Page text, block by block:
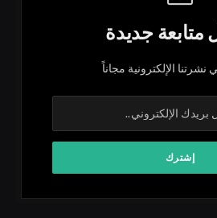
متابعة جديدة
الإلكترونية مجاناً